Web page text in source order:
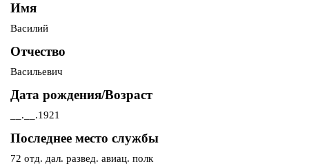
Имя
Василий
Отчество
Васильевич
Дата рождения/Возраст
__.__.1921
Последнее место службы
72 отд. дал. развед. авиац. полк